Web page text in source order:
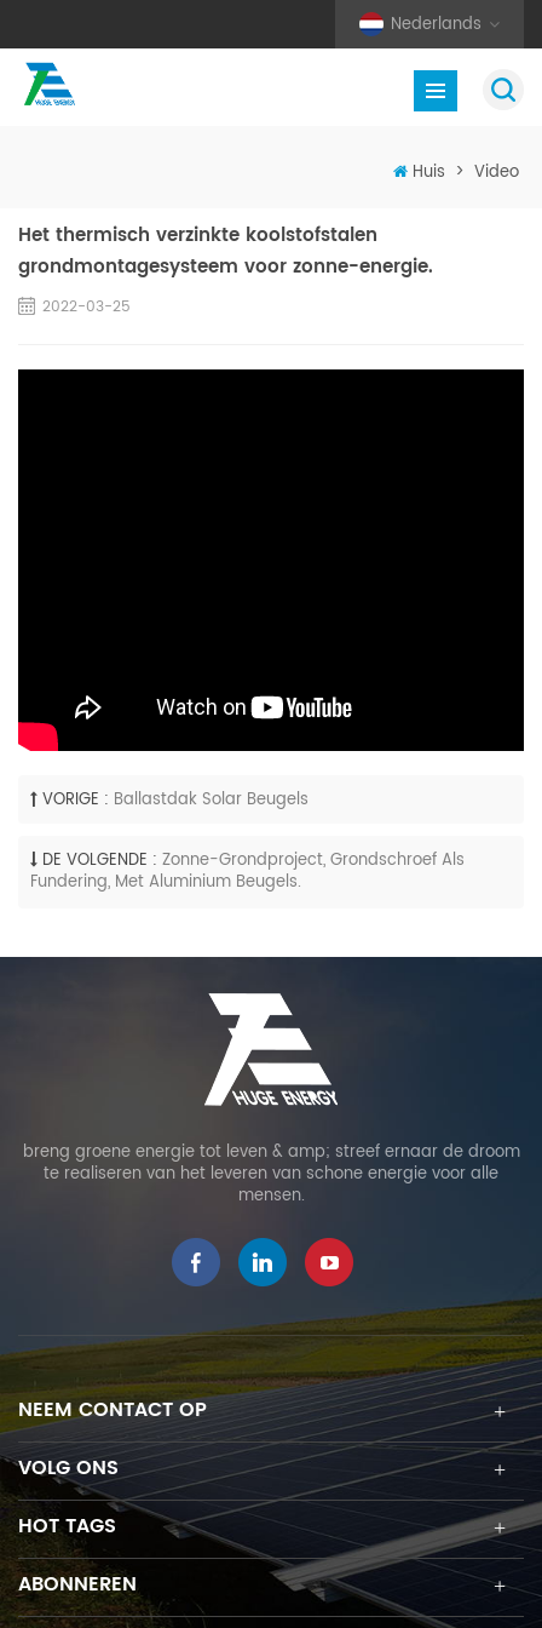
Nederlands
Huis > Video
Het thermisch verzinkte koolstofstalen
grondmontagesysteem voor zonne-energie.
2022-03-25
VORIGE : Ballastdak Solar Beugels
DE VOLGENDE : Zonne-Grondproject, Grondschroef Als
Fundering, Met Aluminium Beugels.
breng groene energie tot leven & amp; streef ernaar de droom
te realiseren van het leveren van schone energie voor alle
mensen.
NEEM CONTACT OP
VOLG ONS
HOT TAGS
ABONNEREN